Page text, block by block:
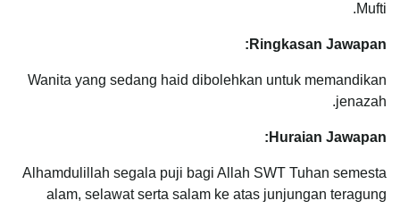
Mufti.
Ringkasan Jawapan:
Wanita yang sedang haid dibolehkan untuk memandikan
jenazah.
Huraian Jawapan:
Alhamdulillah segala puji bagi Allah SWT Tuhan semesta
alam, selawat serta salam ke atas junjungan teragung